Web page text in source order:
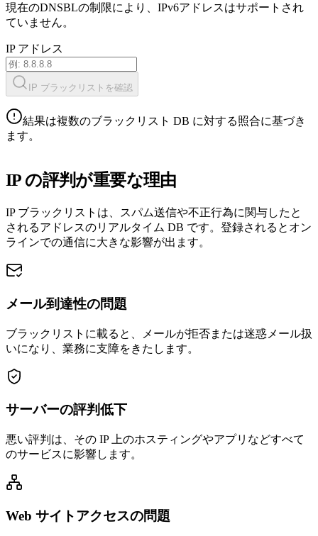
現在のDNSBLの制限により、IPv6アドレスはサポートされ
ていません。
IP アドレス
IP ブラックリストを確認
結果は複数のブラックリスト DB に対する照合に基づき
ます。
IP の評判が重要な理由
IP ブラックリストは、スパム送信や不正行為に関与したと
されるアドレスのリアルタイム DB です。登録されるとオン
ラインでの通信に大きな影響が出ます。
メール到達性の問題
ブラックリストに載ると、メールが拒否または迷惑メール扱
いになり、業務に支障をきたします。
サーバーの評判低下
悪い評判は、その IP 上のホスティングやアプリなどすべて
のサービスに影響します。
Web サイトアクセスの問題